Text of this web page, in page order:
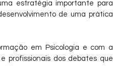
estratégia importante para
de uma prática
em Psicologia e com a
profissionais dos debates que